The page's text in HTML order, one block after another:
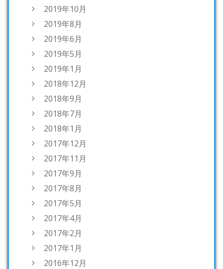
2019年10月
2019年8月
2019年6月
2019年5月
2019年1月
2018年12月
2018年9月
2018年7月
2018年1月
2017年12月
2017年11月
2017年9月
2017年8月
2017年5月
2017年4月
2017年2月
2017年1月
2016年12月